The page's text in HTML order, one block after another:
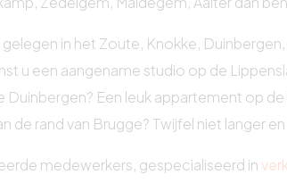
in het Zoute, Knokke,
u een aangename studio op de
Duinbergen? Een leuk appartement op
de rand van Brugge? Twijfel niet langer
medewerkers, gespecialiseerd in